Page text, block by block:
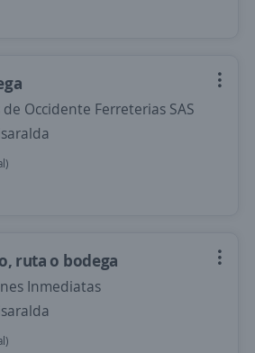
Occidente Ferreterias SAS
ruta o bodega
Inmediatas